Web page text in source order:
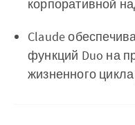
корпоративной
Claude
функций Duo на
жизненного